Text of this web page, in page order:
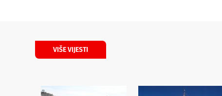
VIŠE VIJESTI